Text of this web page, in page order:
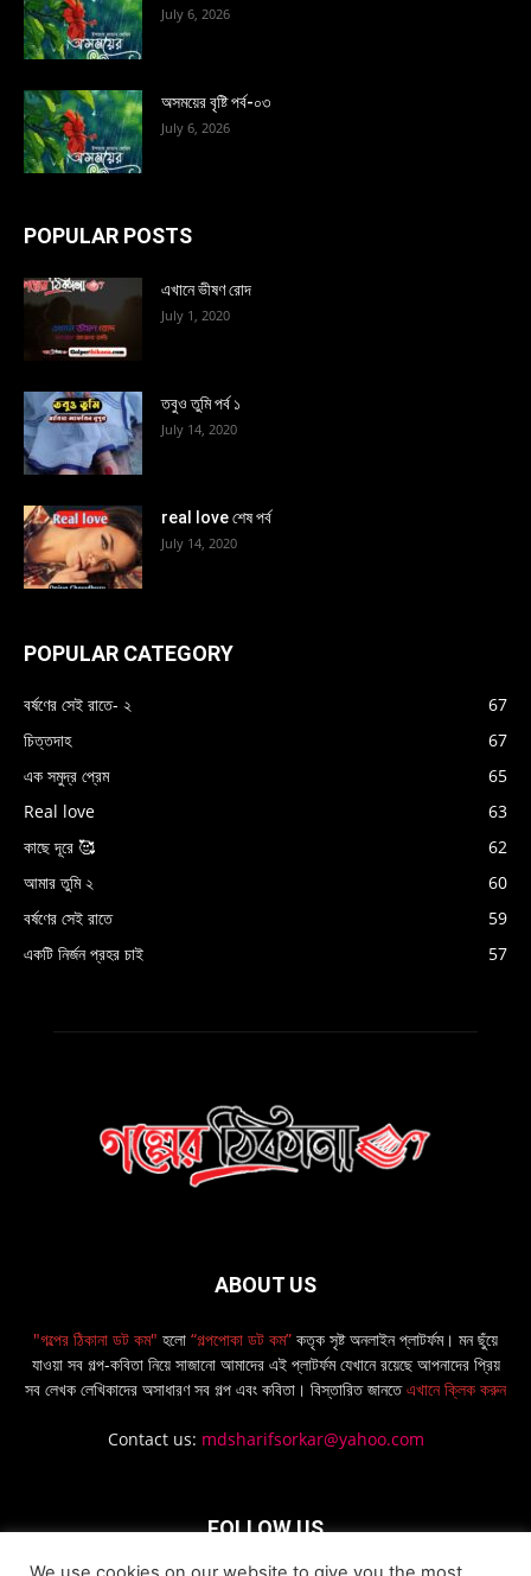
July 6, 2026
অসময়ের বৃষ্টি পর্ব-০৩
July 6, 2026
POPULAR POSTS
এখানে ভীষণ রোদ
July 1, 2020
তবুও তুমি পর্ব ১
July 14, 2020
real love শেষ পর্ব
July 14, 2020
POPULAR CATEGORY
বর্ষণের সেই রাতে- ২
67
চিত্তদাহ
67
এক সমুদ্র প্রেম
65
Real love
63
কাছে দূরে 🥰
62
আমার তুমি ২
60
বর্ষণের সেই রাতে
59
একটি নির্জন প্রহর চাই
57
ABOUT US
"গল্পের ঠিকানা ডট কম" হলো “গল্পপোকা ডট কম” কতৃক সৃষ্ট অনলাইন প্লাটর্ফম। মন ছুঁয়ে
যাওয়া সব গল্প-কবিতা নিয়ে সাজানো আমাদের এই প্লাটর্ফম যেখানে রয়েছে আপনাদের প্রিয়
সব লেখক লেখিকাদের অসাধারণ সব গল্প এবং কবিতা। বিস্তারিত জানতেএখানে ক্লিক করুন
Contact us: mdsharifsorkar@yahoo.com
FOLLOW US